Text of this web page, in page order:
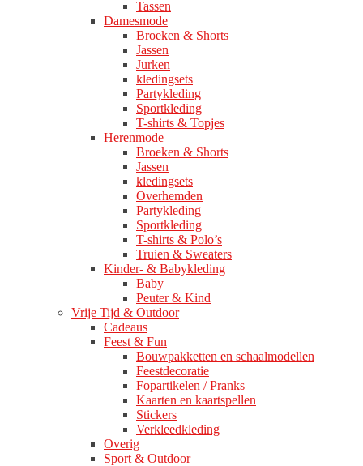
Tassen
Damesmode
Broeken & Shorts
Jassen
Jurken
kledingsets
Partykleding
Sportkleding
T-shirts & Topjes
Herenmode
Broeken & Shorts
Jassen
kledingsets
Overhemden
Partykleding
Sportkleding
T-shirts & Polo’s
Truien & Sweaters
Kinder- & Babykleding
Baby
Peuter & Kind
Vrije Tijd & Outdoor
Cadeaus
Feest & Fun
Bouwpakketten en schaalmodellen
Feestdecoratie
Fopartikelen / Pranks
Kaarten en kaartspellen
Stickers
Verkleedkleding
Overig
Sport & Outdoor